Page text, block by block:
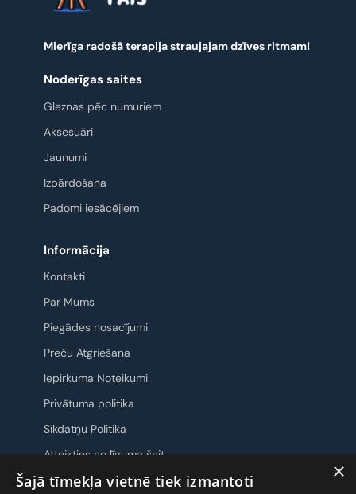
Mierīga radošā terapija straujajam dzīves ritmam!
Noderīgas saites
Gleznas pēc numuriem
Aksesuāri
Jaunumi
Izpārdošana
Padomi iesācējiem
Informācija
Kontakti
Par Mums
Piegādes nosacījumi
Preču Atgriešana
Iepirkuma Noteikumi
Privātuma politika
Sīkdatņu Politika
Atteikties no līguma šeit
×
Šajā tīmekļa vietnē tiek izmantoti